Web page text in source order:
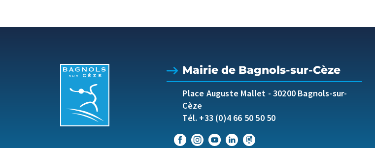
Mairie de Bagnols-sur-Cèze
Place Auguste Mallet - 30200 Bagnols-sur-
Cèze
Tél. +33 (0)4 66 50 50 50